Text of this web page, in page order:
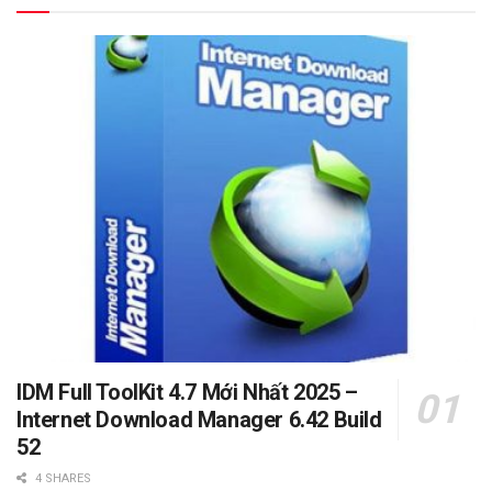
IDM Full ToolKit 4.7 Mới Nhất 2025 –
Internet Download Manager 6.42 Build
52
4 SHARES